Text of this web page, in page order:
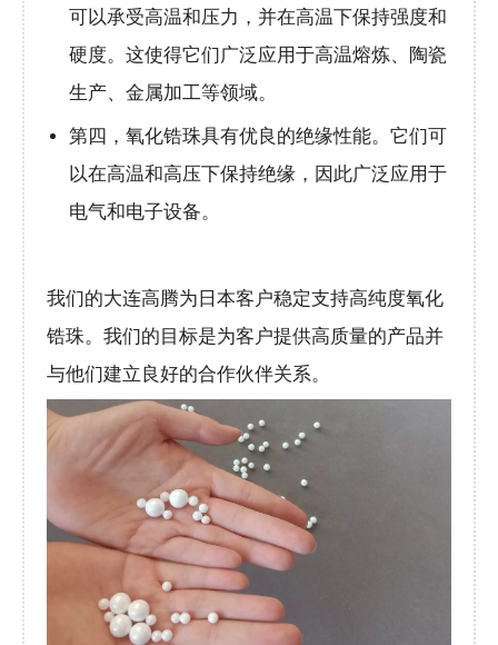
可以承受高温和压力，并在高温下保持强度和
硬度。这使得它们广泛应用于高温熔炼、陶瓷
生产、金属加工等领域。
第四，氧化锆珠具有优良的绝缘性能。它们可
以在高温和高压下保持绝缘，因此广泛应用于
电气和电子设备。
我们的大连高腾为日本客户稳定支持高纯度氧化
锆珠。我们的目标是为客户提供高质量的产品并
与他们建立良好的合作伙伴关系。